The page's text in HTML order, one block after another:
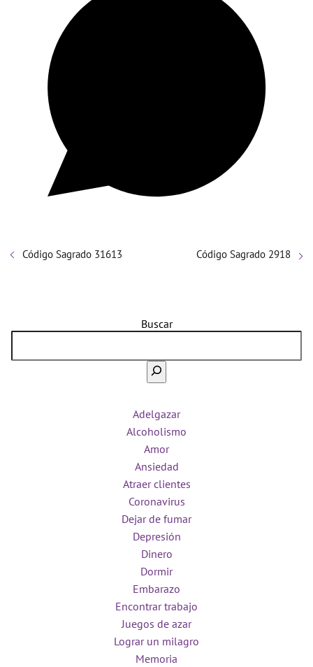
Código Sagrado 31613 Código Sagrado 2918
Buscar
Adelgazar
Alcoholismo
Amor
Ansiedad
Atraer clientes
Coronavirus
Dejar de fumar
Depresión
Dinero
Dormir
Embarazo
Encontrar trabajo
Juegos de azar
Lograr un milagro
Memoria